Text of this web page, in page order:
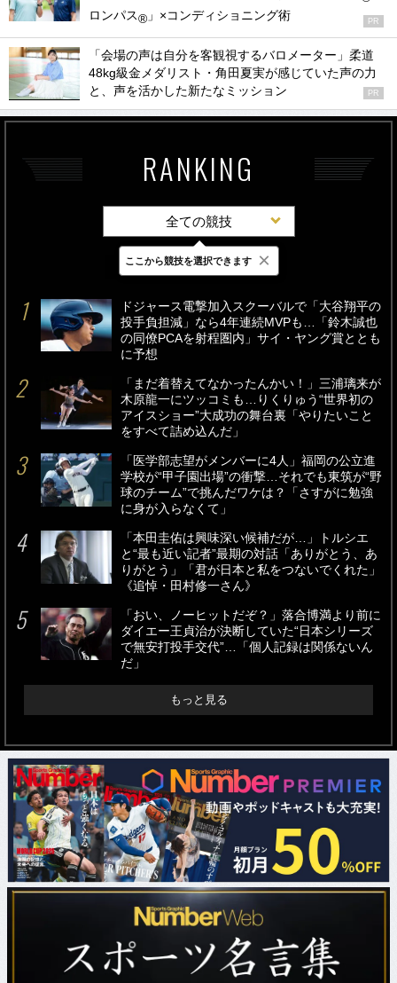
ロンパス® 」×コンディショニング術 PR
「会場の声は自分を客観視するバロメーター」柔道
48kg級金メダリスト・角田夏実が感じていた声の力
と、声を活かした新たなミッション
PR
RANKING
全ての競技
最新 24時間 週間
ドジャース電撃加入スクーバルで「大谷翔平の
投手負担減」なら4年連続MVPも…「鈴木誠也
の同僚PCAを射程圏内」サイ・ヤング賞ととも
に予想
「まだ着替えてなかったんかい！」三浦璃来が
木原龍一にツッコミも…りくりゅう“世界初の
アイスショー”大成功の舞台裏「やりたいこと
をすべて詰め込んだ」
「医学部志望がメンバーに4人」福岡の公立進
学校が“甲子園出場”の衝撃…それでも東筑が“野
球のチーム”で挑んだワケは？「さすがに勉強
に身が入らなくて」
「本田圭佑は興味深い候補だが…」トルシエ
と“最も近い記者”最期の対話「ありがとう、あ
りがとう」「君が日本と私をつないでくれた」
《追悼・田村修一さん》
「おい、ノーヒットだぞ？」落合博満より前に
ダイエー王貞治が決断していた“日本シリーズ
で無安打投手交代”…「個人記録は関係ないん
だ」
もっと見る
ここから競技を選択できます ×